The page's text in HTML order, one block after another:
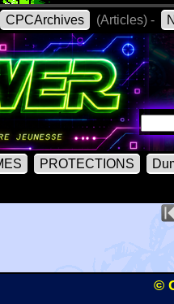
CPCArchives (Articles) -
PROTECTIONS
©